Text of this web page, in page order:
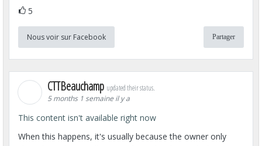
5
Nous voir sur Facebook Partager
CTTBeauchamp updated their status.
5 months 1 semaine il y a
This content isn't available right now
When this happens, it's usually because the owner only